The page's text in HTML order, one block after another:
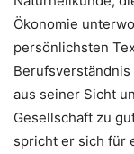
Ökonomie
persönlichsten
aus seiner Sicht
Gesellschaft zu
spricht er sich für